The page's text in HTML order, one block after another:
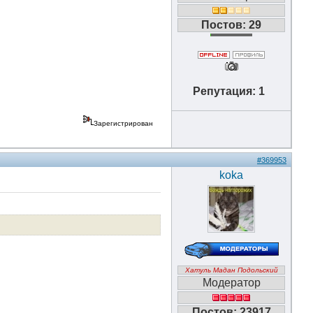
Постов: 29
Репутация: 1
Зарегистрирован
#369953
koka
Хатуль Мадан Подольский
Модератор